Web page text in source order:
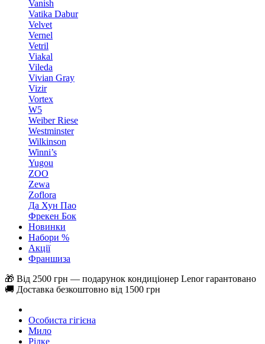
Vanish
Vatika Dabur
Velvet
Vernel
Vetril
Viakal
Vileda
Vivian Gray
Vizir
Vortex
W5
Weiber Riese
Westminster
Wilkinson
Winni’s
Yugou
ZOO
Zewa
Zoflora
Да Хун Пао
Фрекен Бок
Новинки
Набори %
Акції
Франшиза
🎁 Від 2500 грн — подарунок кондиціонер Lenor гарантовано
🚚 Доставка безкоштовно від 1500 грн
Особиста гігієна
Мило
Рідке